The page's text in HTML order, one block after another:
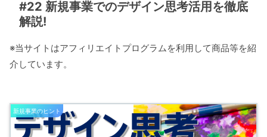
#22 新規事業でのデザイン思考活用を徹底
解説!
※当サイトはアフィリエイトプログラムを利用して商品等を紹
介しています。
新規事業のヒント